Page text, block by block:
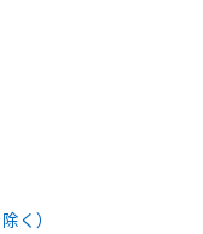
く）